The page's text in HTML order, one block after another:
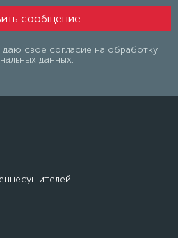
свое согласие на обработку
данных.